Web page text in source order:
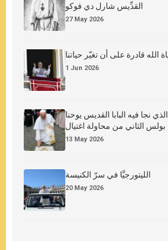
القدِّيس شارل دي فوكو
27 May 2026
الله قادرة على أن تغيّر حياتنا
1 Jun 2026
نجا فيه البابا القديس يوحنا
بولس الثاني من محاولة اغتيال
13 May 2026
الليتورجيَّا في سرّ الكنيسة
20 May 2026